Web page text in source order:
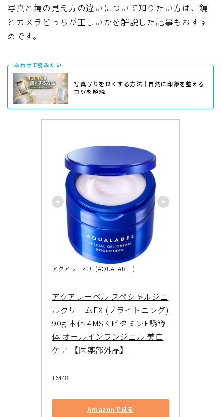
写真と鏡の見え方の違いについて知りたい方は、鏡
とカメラどっちが正しいかを解説した記事もおすす
めです。
あわせて読みたい
写真写りを良くする方法｜自然に印象を整える
コツを解説
アクアレーベル(AQUALABEL)
アクアレーベル スペシャルジェ
ルクリームEX (ブライトニング)
90g 本体 4MSK ビタミンE誘導
体 オールインワンジェル 美白
ケア 【医薬部外品】
16448
Amazonで見る